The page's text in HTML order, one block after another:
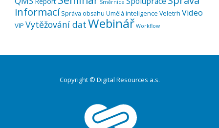
Směrnice
informací Správa obsahu Umělá inteligence Veletrh Video
VIP Vytěžování datWebinář Workflow
Copyright © Digital Resources a.s.